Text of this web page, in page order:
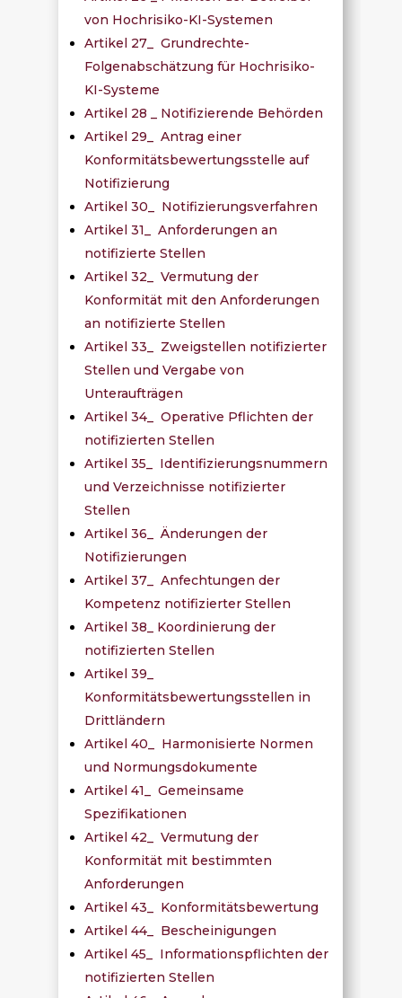
von Hochrisiko-KI-Systemen
Artikel 27_ Grundrechte-
Folgenabschätzung für Hochrisiko-
KI-Systeme
Artikel 28 _ Notifizierende Behörden
Artikel 29_ Antrag einer
Konformitätsbewertungsstelle auf
Notifizierung
Artikel 30_ Notifizierungsverfahren
Artikel 31_ Anforderungen an
notifizierte Stellen
Artikel 32_ Vermutung der
Konformität mit den Anforderungen
an notifizierte Stellen
Artikel 33_ Zweigstellen notifizierter
Stellen und Vergabe von
Unteraufträgen
Artikel 34_ Operative Pflichten der
notifizierten Stellen
Artikel 35_ Identifizierungsnummern
und Verzeichnisse notifizierter
Stellen
Artikel 36_ Änderungen der
Notifizierungen
Artikel 37_ Anfechtungen der
Kompetenz notifizierter Stellen
Artikel 38_ Koordinierung der
notifizierten Stellen
Artikel 39_
Konformitätsbewertungsstellen in
Drittländern
Artikel 40_ Harmonisierte Normen
und Normungsdokumente
Artikel 41_ Gemeinsame
Spezifikationen
Artikel 42_ Vermutung der
Konformität mit bestimmten
Anforderungen
Artikel 43_ Konformitätsbewertung
Artikel 44_ Bescheinigungen
Artikel 45_ Informationspflichten der
notifizierten Stellen